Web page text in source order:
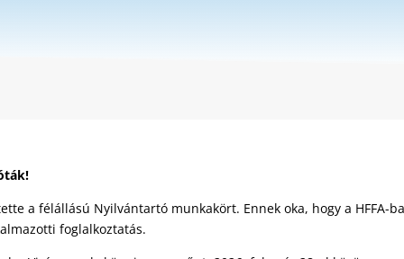
a félállású Nyilvántartó munkakört. Ennek oka, hogy a
foglalkoztatás.